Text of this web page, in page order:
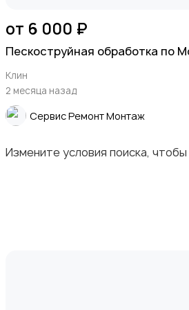
от 6 000 ₽
Пескоструйная обработка по
Клин
2 месяца назад
Cервис Ремонт Монтаж
Измените условия поиска,